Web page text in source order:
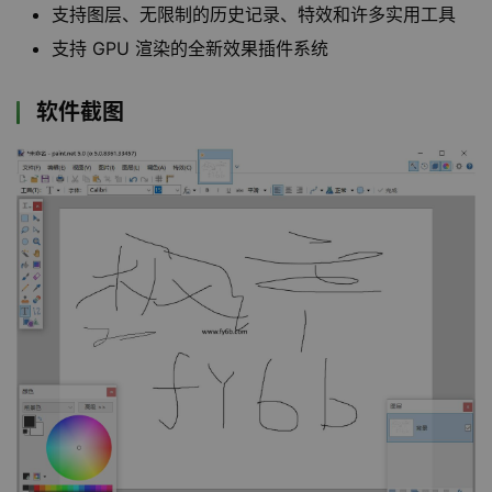
支持图层、无限制的历史记录、特效和许多实用工具
支持 GPU 渲染的全新效果插件系统
软件截图